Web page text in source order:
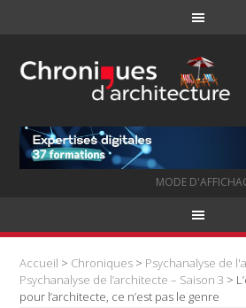
MODE
Accueil > Chroniques > Psychanalyse de
Psychanalyse de l’architecte – Saison 3 >
pour l’architecte, ce n’est pas le genre